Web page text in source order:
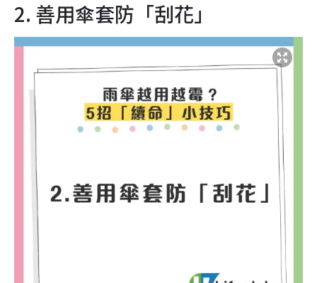
2. 善用傘套防「刮花」